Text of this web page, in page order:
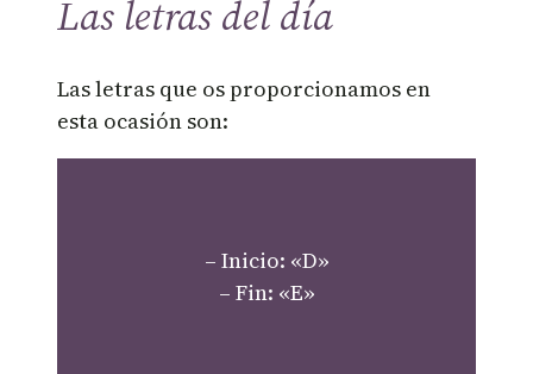
Las letras del día
Las letras que os proporcionamos en
esta ocasión son:
– Inicio: «D»
– Fin: «E»